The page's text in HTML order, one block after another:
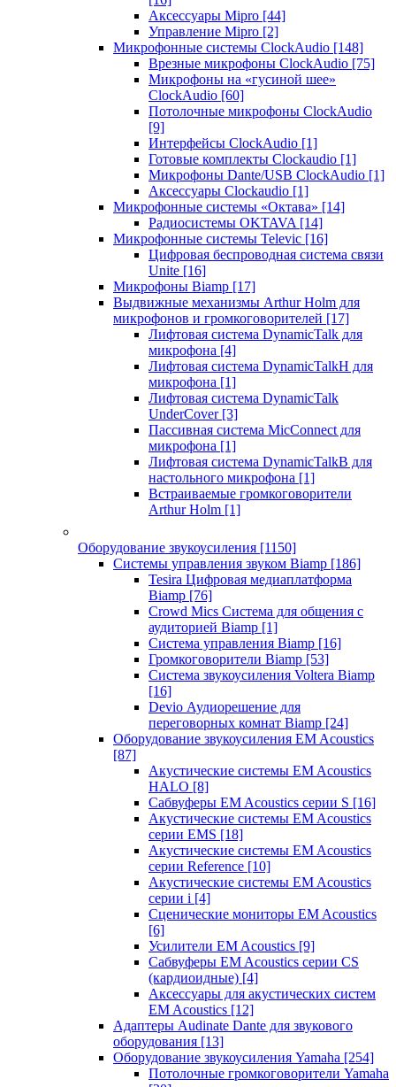
Аксессуары Mipro [44]
Управление Mipro [2]
Микрофонные системы ClockAudio [148]
Врезные микрофоны ClockAudio [75]
Микрофоны на «гусиной шее»
ClockAudio [60]
Потолочные микрофоны ClockAudio
[9]
Интерфейсы ClockAudio [1]
Готовые комплекты Clockaudio [1]
Микрофоны Dante/USB ClockAudio [1]
Аксессуары Clockaudio [1]
Микрофонные системы «Октава» [14]
Радиосистемы OKTAVA [14]
Микрофонные системы Televic [16]
Цифровая беспроводная система связи
Unite [16]
Микрофоны Biamp [17]
Выдвижные механизмы Arthur Holm для
микрофонов и громкоговорителей [17]
Лифтовая система DynamicTalk для
микрофона [4]
Лифтовая система DynamicTalkH для
микрофона [1]
Лифтовая система DynamicTalk
UnderCover [3]
Пассивная система MicConnect для
микрофона [1]
Лифтовая система DynamicTalkB для
настольного микрофона [1]
Встраиваемые громкоговорители
Arthur Holm [1]
Оборудование звукоусиления [1150]
Системы управления звуком Biamp [186]
Tesira Цифровая медиаплатформа
Biamp [76]
Crowd Mics Система для общения с
аудиторией Biamp [1]
Система управления Biamp [16]
Громкоговорители Biamp [53]
Система звукоусиления Voltera Biamp
[16]
Devio Аудиорешение для
переговорных комнат Biamp [24]
Оборудование звукоусиления EM Acoustics
[87]
Акустические системы EM Acoustics
HALO [8]
Сабвуферы EM Acoustics серии S [16]
Акустические системы EM Acoustics
серии EMS [18]
Акустические системы EM Acoustics
серии Reference [10]
Акустические системы EM Acoustics
серии i [4]
Сценические мониторы EM Acoustics
[6]
Усилители EM Acoustics [9]
Сабвуферы EM Acoustics серии CS
(кардиоидные) [4]
Аксессуары для акустических систем
EM Acoustics [12]
Адаптеры Audinate Dante для звукового
оборудования [13]
Оборудование звукоусиления Yamaha [254]
Потолочные громкоговорители Yamaha